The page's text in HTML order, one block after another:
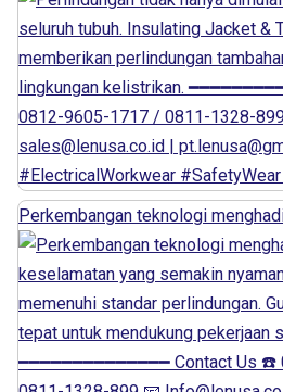
Perkembangan teknologi